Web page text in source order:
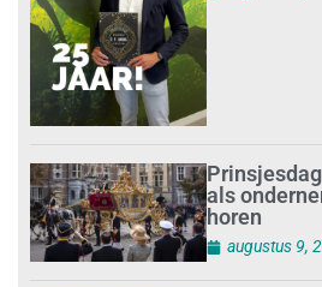
als
horen
augustus 9,